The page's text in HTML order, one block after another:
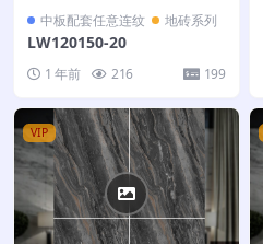
中板配套任意连纹 地砖系列
LW120150-20
1 年前 216 199
VIP